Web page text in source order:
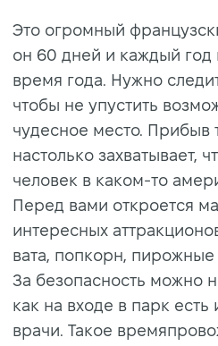
Это огромный
он 60 дней и каждый год
время года. Нужно
чтобы не упустить
чудесное место. Прибыв
настолько захватывает,
человек в каком-то
Перед вами откроется
интересных
вата, попкорн, пирожные
За безопасность можно
как на входе в парк есть
врачи. Такое